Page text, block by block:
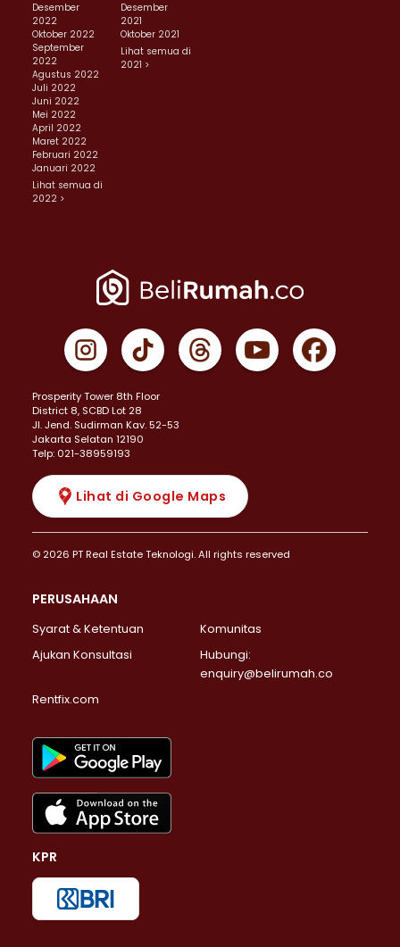
Desember
2022
Oktober 2022
September
2022
Agustus 2022
Juli 2022
Juni 2022
Mei 2022
April 2022
Maret 2022
Februari 2022
Januari 2022
Lihat semua di
2022 >
Desember
2021
Oktober 2021
Lihat semua di
2021 >
Prosperity Tower 8th Floor
District 8, SCBD Lot 28
JI. Jend. Sudirman Kav. 52-53
Jakarta Selatan 12190
Telp: 021-38959193
Lihat di Google Maps
© 2026 PT Real Estate Teknologi. All rights reserved
PERUSAHAAN
Syarat & Ketentuan
Komunitas
Ajukan Konsultasi
Hubungi:
enquiry@belirumah.co
Rentfix.com
KPR